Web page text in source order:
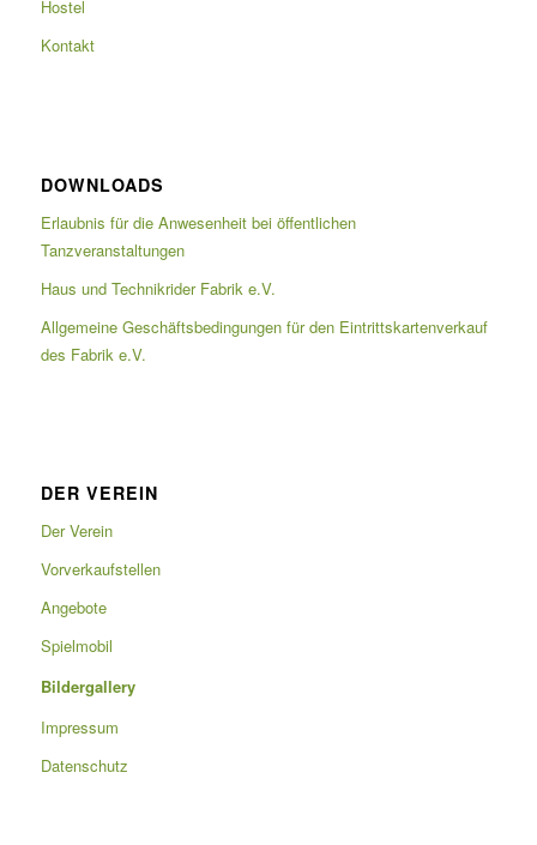
Hostel
Kontakt
DOWNLOADS
Erlaubnis für die Anwesenheit bei öffentlichen
Tanzveranstaltungen
Haus und Technikrider Fabrik e.V.
Allgemeine Geschäftsbedingungen für den Eintrittskartenverkauf
des Fabrik e.V.
DER VEREIN
Der Verein
Vorverkaufstellen
Angebote
Spielmobil
Bildergallery
Impressum
Datenschutz